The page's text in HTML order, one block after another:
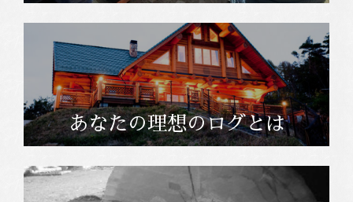
あなたの理想のログとは